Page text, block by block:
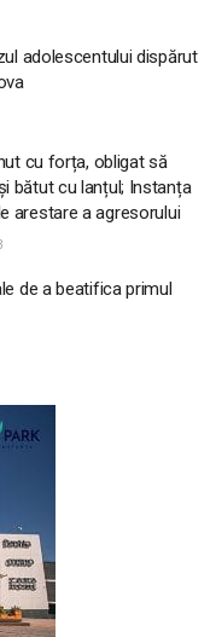
adolescentului dispărut
cu forța, obligat să
bătut cu lanțul; Instanța
arestare a agresorului
de a beatifica primul